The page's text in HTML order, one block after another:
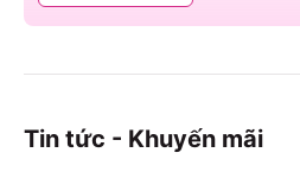
Tin tức - Khuyến mãi